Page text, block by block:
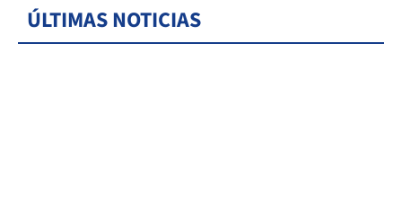
ÚLTIMAS NOTICIAS